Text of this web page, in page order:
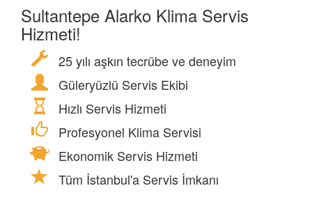
Sultantepe Alarko Klima Servis
Hizmeti!
25 yılı aşkın tecrübe ve deneyim
Güleryüzlü Servis Ekibi
Hızlı Servis Hizmeti
Profesyonel Klima Servisi
Ekonomik Servis Hizmeti
Tüm İstanbul'a Servis İmkanı